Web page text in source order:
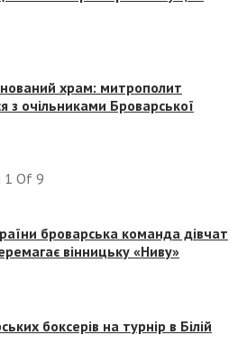
храм: митрополит
з очільниками Броварської
1 Of 9
броварська команда дівчат
вінницьку «Ниву»
боксерів на турнір в Білій